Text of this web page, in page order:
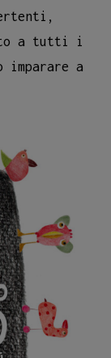
a tutti i
imparare a